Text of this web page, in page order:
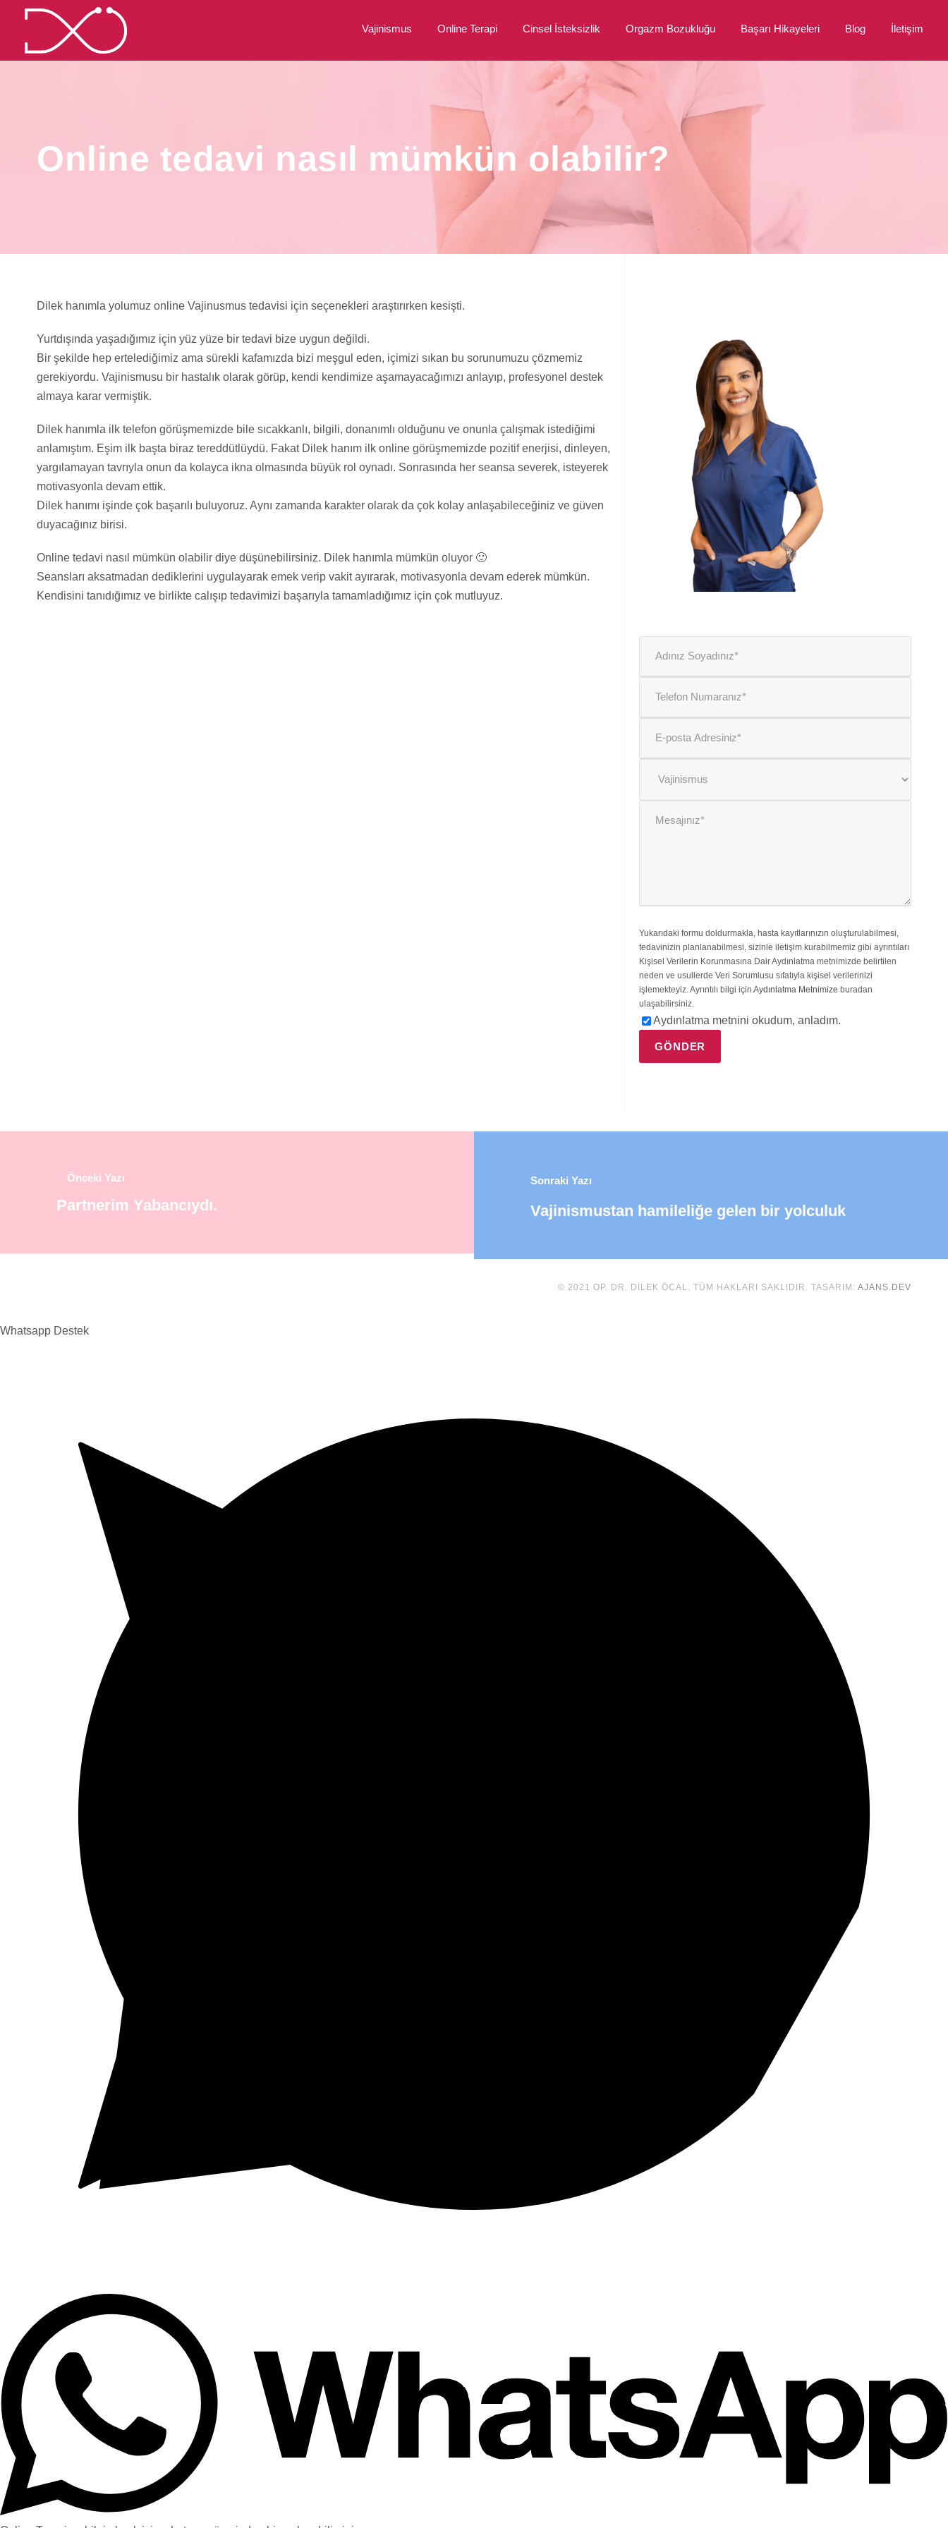
Vajinismus Online Terapi Cinsel İsteksizlik Orgazm Bozukluğu Başarı Hikayeleri Blog İletişim
Online tedavi nasıl mümkün olabilir?
Dilek hanımla yolumuz online Vajinusmus tedavisi için seçenekleri araştırırken kesişti.
Yurtdışında yaşadığımız için yüz yüze bir tedavi bize uygun değildi.
Bir şekilde hep ertelediğimiz ama sürekli kafamızda bizi meşgul eden, içimizi sıkan bu sorunumuzu çözmemiz
gerekiyordu. Vajinismusu bir hastalık olarak görüp, kendi kendimize aşamayacağımızı anlayıp, profesyonel destek
almaya karar vermiştik.
Dilek hanımla ilk telefon görüşmemizde bile sıcakkanlı, bilgili, donanımlı olduğunu ve onunla çalışmak istediğimi
anlamıştım. Eşim ilk başta biraz tereddütlüydü. Fakat Dilek hanım ilk online görüşmemizde pozitif enerjisi, dinleyen,
yargılamayan tavrıyla onun da kolayca ikna olmasında büyük rol oynadı. Sonrasında her seansa severek, isteyerek
motivasyonla devam ettik.
Dilek hanımı işinde çok başarılı buluyoruz. Aynı zamanda karakter olarak da çok kolay anlaşabileceğiniz ve güven
duyacağınız birisi.
Online tedavi nasıl mümkün olabilir diye düşünebilirsiniz. Dilek hanımla mümkün oluyor 🙂
Seansları aksatmadan dediklerini uygulayarak emek verip vakit ayırarak, motivasyonla devam ederek mümkün.
Kendisini tanıdığımız ve birlikte calışıp tedavimizi başarıyla tamamladığımız için çok mutluyuz.
Yukarıdaki formu doldurmakla, hasta kayıtlarınızın oluşturulabilmesi,
tedavinizin planlanabilmesi, sizinle iletişim kurabilmemiz gibi ayrıntıları
Kişisel Verilerin Korunmasına Dair Aydınlatma metnimizde belirtilen
neden ve usullerde Veri Sorumlusu sıfatıyla kişisel verilerinizi
işlemekteyiz. Ayrıntılı bilgi içinAydınlatma Metnimize buradan
ulaşabilirsiniz.
Aydınlatma metnini okudum, anladım.
Önceki Yazı
Partnerim Yabancıydı.
Sonraki Yazı
Vajinismustan hamileliğe gelen bir yolculuk
© 2021 OP. DR. DILEK ÖCAL. TÜM HAKLARI SAKLIDIR. TASARIM: AJANS.DEV
Whatsapp Destek